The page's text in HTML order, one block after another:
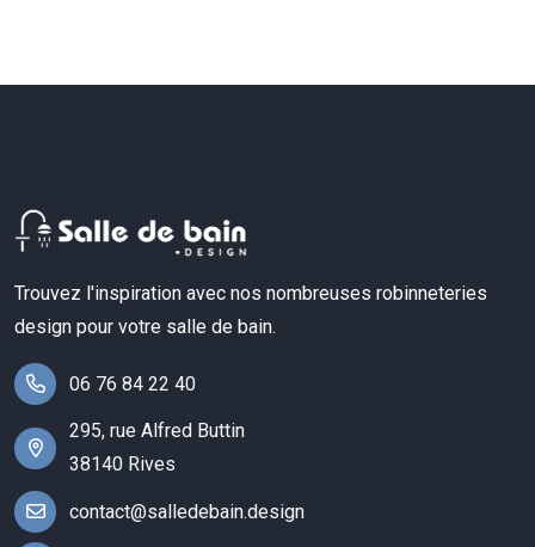
Trouvez l'inspiration avec nos nombreuses robinneteries
design pour votre salle de bain.
06 76 84 22 40
295, rue Alfred Buttin
38140 Rives
contact@salledebain.design